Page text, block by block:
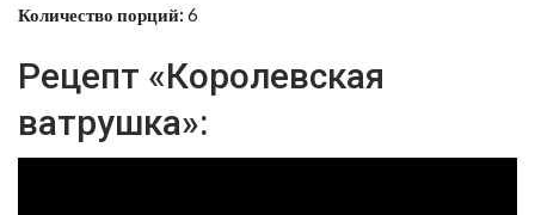
Количество порций: 6
Рецепт «Королевская
ватрушка»: